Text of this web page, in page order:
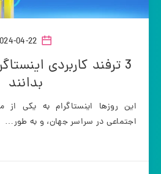
3 ترفند کاربردی
بدانند
این روزها اینستاگرام به یکی
اجتماعی در سراسر جهان، و به طور…